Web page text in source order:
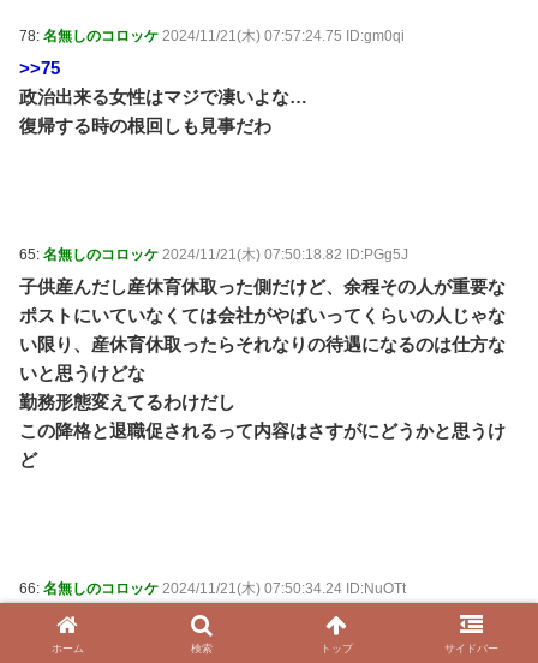
78: 名無しのコロッケ 2024/11/21(木) 07:57:24.75 ID:gm0qi
>>75
政治出来る女性はマジで凄いよな…
復帰する時の根回しも見事だわ
65: 名無しのコロッケ 2024/11/21(木) 07:50:18.82 ID:PGg5J
子供産んだし産休育休取った側だけど、余程その人が重要な
ポストにいていなくては会社がやばいってくらいの人じゃな
い限り、産休育休取ったらそれなりの待遇になるのは仕方な
いと思うけどな
勤務形態変えてるわけだし
この降格と退職促されるって内容はさすがにどうかと思うけ
ど
66: 名無しのコロッケ 2024/11/21(木) 07:50:34.24 ID:NuOTt
まぁもうちょい話し合うべきだったとは思うが…
余裕のある企業ばかりじゃないからねぇ
ホーム 検索 トップ サイドバー